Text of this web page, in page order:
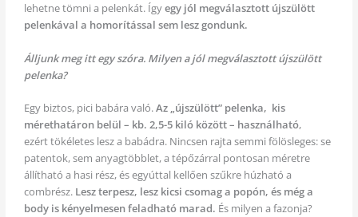
lehetne tömni a pelenkát. Ígyegy jól megválasztott újszülött
pelenkával a homorítással sem lesz gondunk.
Álljunk meg itt egy szóra. Milyen a jól megválasztott újszülött
pelenka?
Egy biztos, pici babára való.Az „újszülött” pelenka, kis
mérethatáron belül – kb. 2,5-5 kiló között – használható,
ezért tökéletes lesz a babádra. Nincsen rajta semmi fölösleges: se
patentok, sem anyagtöbblet, a tépőzárral pontosan méretre
állítható a hasi rész, és egyúttal kellően szűkre húzható a
combrész. Lesz terpesz, lesz kicsi csomag a popón, és még a
body is kényelmesen feladható marad. És milyen a fazonja?